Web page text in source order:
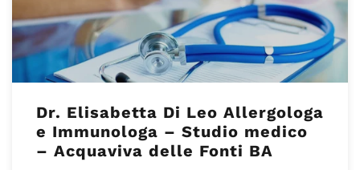
Dr. Elisabetta Di Leo Allergologa
e Immunologa – Studio medico
– Acquaviva delle Fonti BA